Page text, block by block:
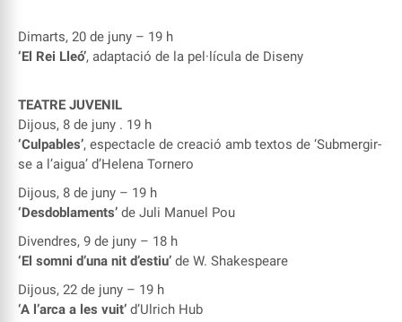
Dimarts, 20 de juny – 19 h
‘El Rei Lleó’, adaptació de la pel·lícula de Diseny
TEATRE JUVENIL
Dijous, 8 de juny . 19 h
‘Culpables’, espectacle de creació amb textos de ‘Submergir-
se a l’aigua’ d’Helena Tornero
Dijous, 8 de juny – 19 h
‘Desdoblaments’ de Juli Manuel Pou
Divendres, 9 de juny – 18 h
‘El somni d’una nit d’estiu’ de W. Shakespeare
Dijous, 22 de juny – 19 h
‘A l’arca a les vuit’ d’Ulrich Hub